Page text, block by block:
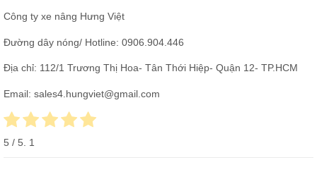
Công ty xe nâng Hưng Việt
Đường dây nóng/ Hotline: 0906.904.446
Địa chỉ: 112/1 Trương Thị Hoa- Tân Thới Hiệp- Quận 12- TP.HCM
Email: sales4.hungviet@gmail.com
5 / 5. 1